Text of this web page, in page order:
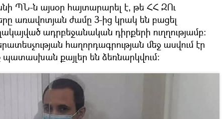
ՊՆ-ն այսօր հայտարարել է, թե ՀՀ ԶՈւ
առավոտյան ժամը 3-ից կրակ են բացել
ադրբեջանական դիրքերի ուղղությամբ:
հաղորդագրության մեջ ասվում էր
քայլեր են ձեռնարկվում։